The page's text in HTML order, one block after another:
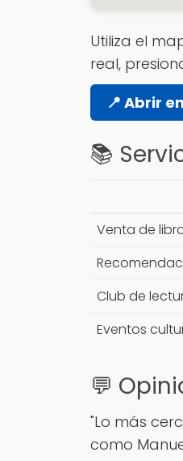
Utiliza el
real,
📍 Abrir
📚
Venta de
Club de
Eventos
💬
"Lo más
como